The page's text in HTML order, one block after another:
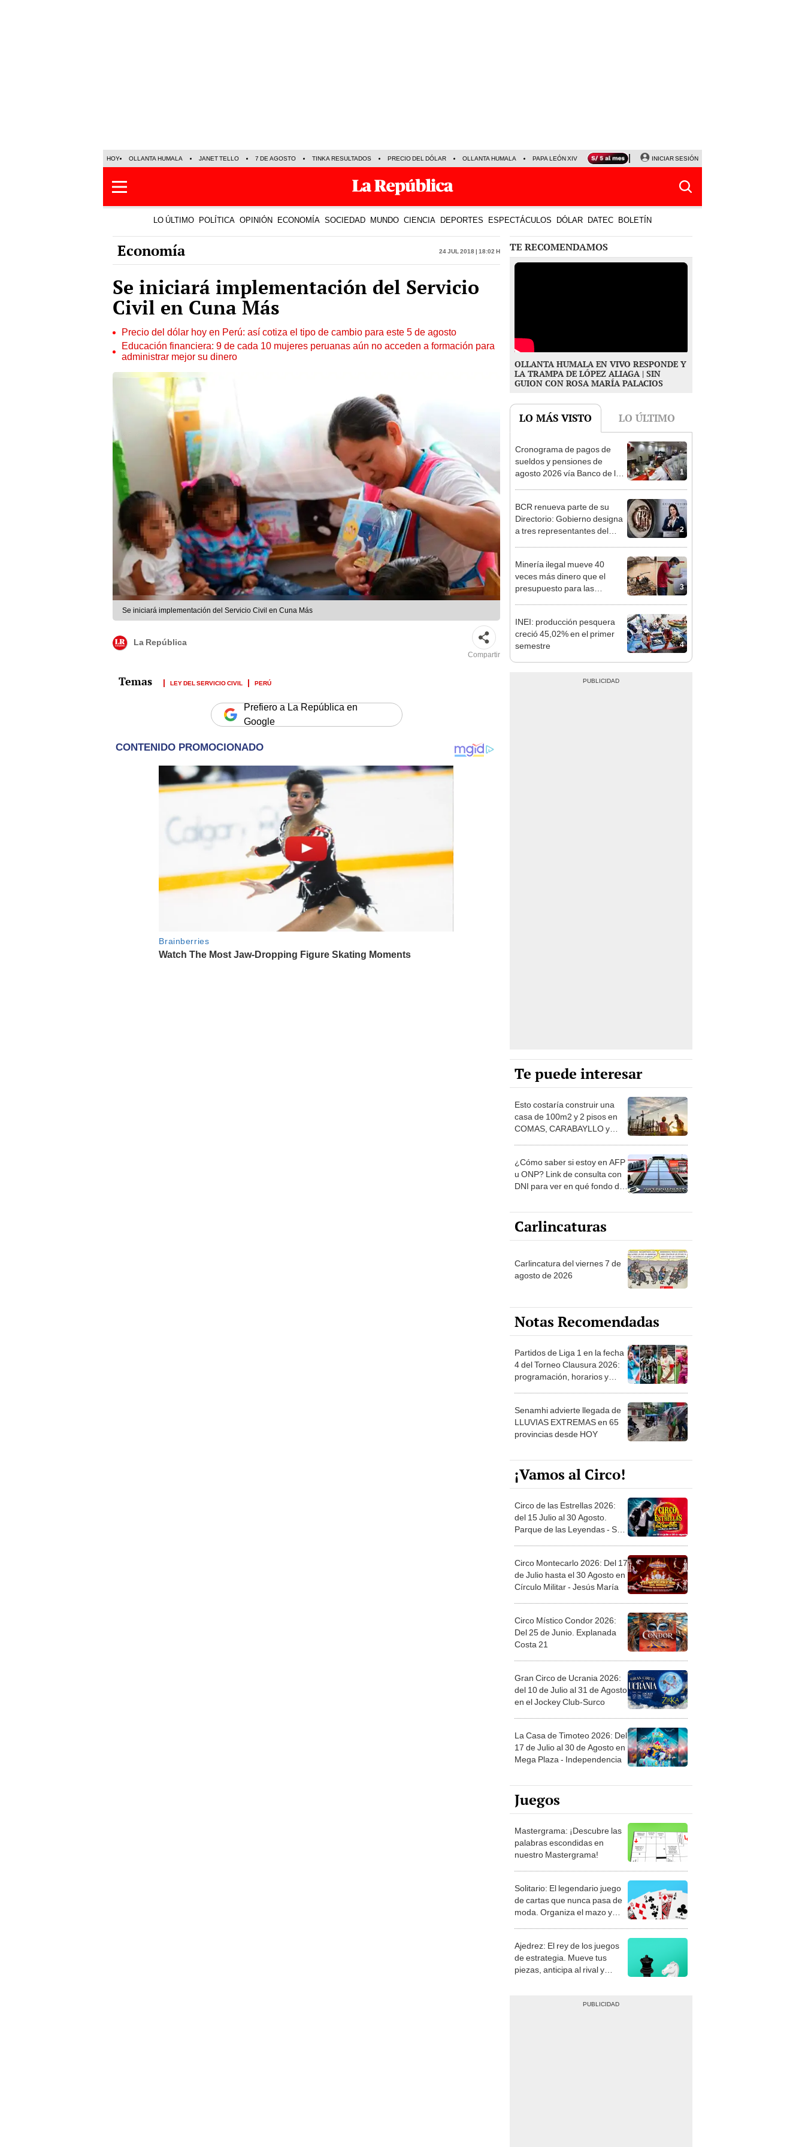
HOY OLLANTA HUMALA JANET TELLO 7 DE AGOSTO TINKA RESULTADOS PRECIO DEL DÓLAR OLLANTA HUMALA PAPA LEÓN XIV NALDY SALDAÑA LA BELLA LUZ
INICIAR SESIÓN
LO ÚLTIMO POLÍTICA OPINIÓN ECONOMÍA SOCIEDAD MUNDO CIENCIA DEPORTES ESPECTÁCULOS DÓLAR DATEC BOLETÍN
Economía 24 Jul 2018 | 18:02 h
Se iniciará implementación del Servicio
Civil en Cuna Más
Precio del dólar hoy en Perú: así cotiza el tipo de cambio para este 5 de agosto
Educación financiera: 9 de cada 10 mujeres peruanas aún no acceden a formación para
administrar mejor su dinero
Se iniciará implementación del Servicio Civil en Cuna Más
La República
Compartir
LEY DEL SERVICIO CIVIL PERÚ
Prefiero a La República en
Google
TE RECOMENDAMOS
OLLANTA HUMALA EN VIVO RESPONDE Y
LA TRAMPA DE LÓPEZ ALIAGA | SIN
GUION CON ROSA MARÍA PALACIOS
LO MÁS VISTO LO ÚLTIMO
1
Cronograma de pagos de
sueldos y pensiones de
agosto 2026 vía Banco de la
2
BCR renueva parte de su
Directorio: Gobierno designa
a tres representantes del
3
Minería ilegal mueve 40
veces más dinero que el
presupuesto para las
4
INEI: producción pesquera
creció 45,02% en el primer
semestre
Te puede interesar
Esto costaría construir una
casa de 100m2 y 2 pisos en
COMAS, CARABAYLLO y
¿Cómo saber si estoy en AFP
u ONP? Link de consulta con
DNI para ver en qué fondo de
Carlincaturas
Carlincatura del viernes 7 de
agosto de 2026
Notas Recomendadas
Partidos de Liga 1 en la fecha
4 del Torneo Clausura 2026:
programación, horarios y
Senamhi advierte llegada de
LLUVIAS EXTREMAS en 65
provincias desde HOY
¡Vamos al Circo!
Circo de las Estrellas 2026:
del 15 Julio al 30 Agosto.
Parque de las Leyendas - San
Circo Montecarlo 2026: Del 17
de Julio hasta el 30 Agosto en
Círculo Militar - Jesús María
Circo Místico Condor 2026:
Del 25 de Junio. Explanada
Costa 21
Gran Circo de Ucrania 2026:
del 10 de Julio al 31 de Agosto
en el Jockey Club-Surco
La Casa de Timoteo 2026: Del
17 de Julio al 30 de Agosto en
Mega Plaza - Independencia
Juegos
Mastergrama: ¡Descubre las
palabras escondidas en
nuestro Mastergrama!
Solitario: El legendario juego
de cartas que nunca pasa de
moda. Organiza el mazo y
Ajedrez: El rey de los juegos
de estrategia. Mueve tus
piezas, anticipa al rival y